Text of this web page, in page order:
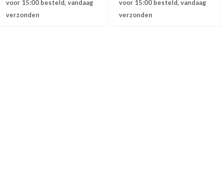
voor 15:00 besteld, vandaag
verzonden
voor 15:00 besteld, vandaag
verzonden